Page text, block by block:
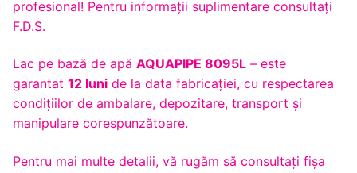
profesional! Pentru informaţii suplimentare consultaţi
F.D.S.
Lac pe bază de apă AQUAPIPE 8095L – este
garantat 12 luni de la data fabricației, cu respectarea
condițiilor de ambalare, depozitare, transport și
manipulare corespunzătoare.
Pentru mai multe detalii, vă rugăm să consultaţi fişa